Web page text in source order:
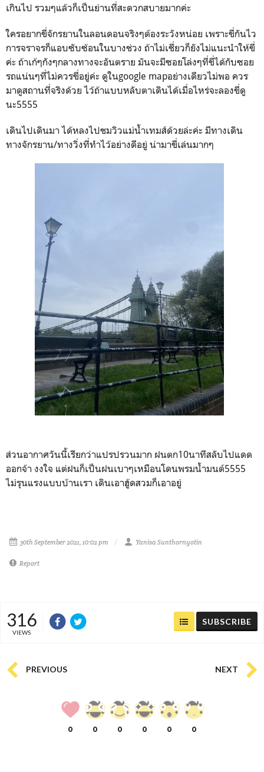
เกินไป รวมๆแล้วก็เป็นย่านที่สะดวกสบายมากค่ะ
ใครอยากขี่จักรยานในลอนดอนจริงๆต้องระวังหน่อย เพราะขี่กันไว
การจราจรก็แอบซับซ้อนในบางช่วง ถ้าไม่เชี่ยวก็ยังไม่แนะนำให้ขี่
ค่ะ ถ้าเก้ๆกังๆกลางทางจะอันตราย มันจะมีซอยโล่งๆที่ขี่ได้กับซอย
รถแน่นๆที่ไม่ควรขี่อยู่ค่ะ ดูในgoogle mapอย่างเดียวไม่พอ ควร
มาดูสถานที่จริงด้วย ไว้ถ้าแบบหลับตาเดินได้เมื่อไหร่จะลองขี่ดู
นะ5555
เดินไปเดินมา ได้หลงไปชมวิวแม่น้ำเทมส์ด้วยล่ะค่ะ มีทางเดิน
ทางจักรยาน/ทางวิ่งที่ทำไว้อย่างดีอยู่ น่ามาขี่เล่นมากๆ
ส่วนอากาศวันนี้เรียกว่าแปรปรวนมาก ฝนตก10นาทีสลับไปแดด
ออกจ้า งงใจ แต่ฝนก็เป็นฝนเบาๆเหมือนโดนพรมน้ำมนต์5555
ไม่รุนแรงแบบบ้านเรา เดินเอาฮู้ดสวมก็เอาอยู่
30th September 2021, 10:02 pm Yanisa Sunthornyotin
Report
316
VIEWS
SUBSCRIBE
PREVIOUS NEXT
0 0 0 0 0 0